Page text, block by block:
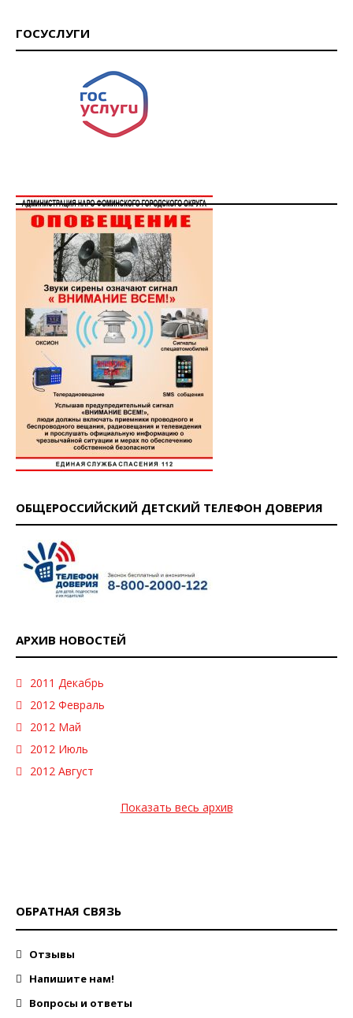
ГОСУСЛУГИ
ОБЩЕРОССИЙСКИЙ ДЕТСКИЙ ТЕЛЕФОН ДОВЕРИЯ
АРХИВ НОВОСТЕЙ
2011 Декабрь
2012 Февраль
2012 Май
2012 Июль
2012 Август
Показать весь архив
ОБРАТНАЯ СВЯЗЬ
Отзывы
Напишите нам!
Вопросы и ответы